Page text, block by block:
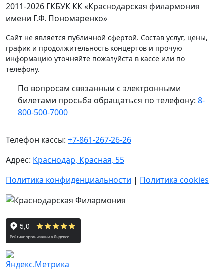
2011-2026 ГКБУК КК «Краснодарская филармония
имени Г.Ф. Пономаренко»
Сайт не является публичной офертой. Состав услуг, цены,
график и продолжительность концертов и прочую
информацию уточняйте пожалуйста в кассе или по
телефону.
По вопросам связанным с электронными
билетами просьба обращаться по телефону: 8-
800-500-7000
Телефон кассы: +7-861-267-26-26
Адрес: Краснодар, Красная, 55
Политика конфиденциальности | Политика cookies